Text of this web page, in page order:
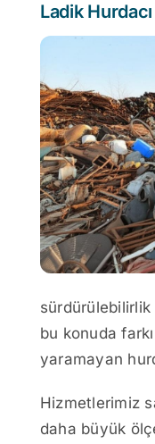
Ladik
sürdürülebilirlik
bu konuda
yaramayan
Hizmetlerimiz
daha büyük